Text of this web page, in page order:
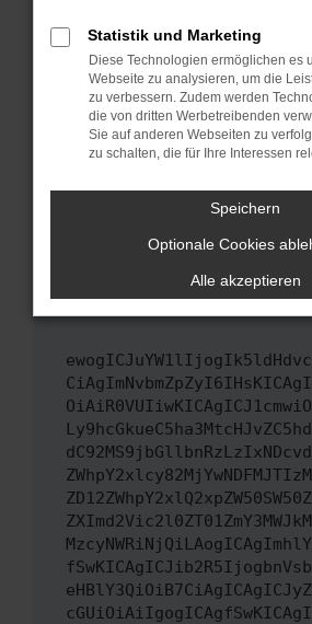
Betriebssystem auf dem
sind.
Veraltete Software birgt nicht
Sicherheitsrisiko, sondern
führen, dass bestimmte
unterstützt werden.
Wende dich an den
Wenn du alle oben genannten
hast, kontaktiere uns bitte. Wir
versuchen, das Problem zu
uns diesen Text schicken, um
Statistik und Marketing
Diese Technologien ermöglichen es
Webseite zu analysieren, um die
zu verbessern. Zudem werden
die von dritten Werbetreibenden
Sie auf anderen Webseiten zu
zu schalten, die für Ihre Interessen
Speichern
Optionale Cookies
Alle akzeptieren